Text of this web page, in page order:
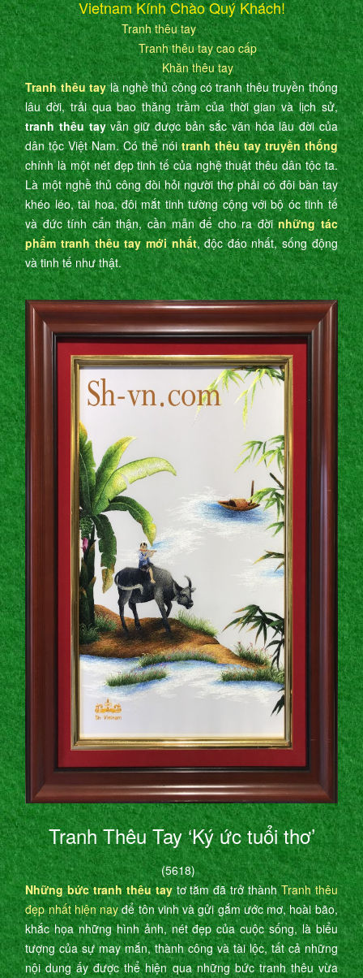
Vietnam Kính Chào Quý Khách!
Tranh thêu tay
Tranh thêu tay cao cấp
Khăn thêu tay
Tranh thêu taylà nghề thủ công có tranh thêu truyền thống
lâu đời, trải qua bao thăng trầm của thời gian và lịch sử,
tranh thêu tayvẫn giữ được bản sắc văn hóa lâu đời của
dân tộc Việt Nam. Có thể nóitranh thêu tay truyền thống
chính là một nét đẹp tinh tế của nghệ thuật thêu dân tộc ta.
Là một nghề thủ công đòi hỏi người thợ phải có đôi bàn tay
khéo léo, tài hoa, đôi mắt tinh tường cộng với bộ óc tinh tế
và đức tính cẩn thận, cần mẫn để cho ra đờinhững tác
phẩm tranh thêu tay mới nhất, độc đáo nhất, sống động
và tinh tế như thật.
Tranh Thêu Tay ‘Ký ức tuổi thơ’
(5618)
Những bức tranh thêu taytơ tằm đã trở thànhTranh thêu
đẹp nhất hiện nayđể tôn vinh và gửi gắm ước mơ, hoài bão,
khắc họa những hình ảnh, nét đẹp của cuộc sống, là biểu
tượng của sự may mắn, thành công và tài lộc, tất cả những
nội dung ấy được thể hiện qua những bức tranh thêu vừa